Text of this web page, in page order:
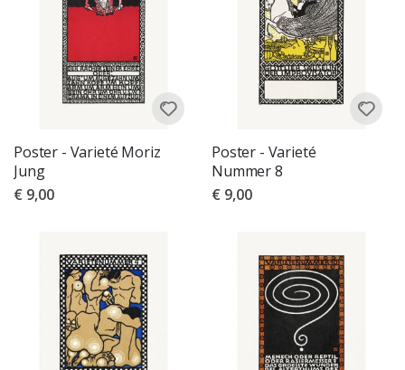
Poster - Varieté Moriz
Jung
€ 9,00
Poster - Varieté
Nummer 8
€ 9,00